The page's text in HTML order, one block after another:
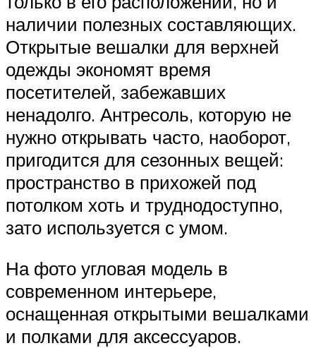
наличии полезных составляющих.
Открытые вешалки для верхней
одежды экономят время
посетителей, забежавших
ненадолго. Антресоль, которую не
нужно открывать часто, наоборот,
пригодится для сезонных вещей:
пространство в прихожей под
потолком хоть и труднодоступно,
зато используется с умом.
На фото угловая модель в
современном интерьере,
оснащенная открытыми вешалками
и полками для аксессуаров.